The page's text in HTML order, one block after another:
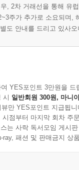
, 2차 거래선을 통해 유
주가 추가로 소요되며,
도 안내를 드리고 있사
YES포인트 3만원을 드
시 일반회원 300원, 마니
만 YES포인트 지급됩니
점부터 마지막 회차 주
는 사락 독서모임 게시
ray, 패션 및 판매금지 상